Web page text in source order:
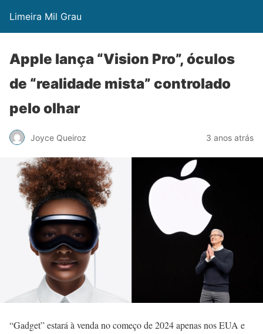
Limeira Mil Grau
Apple lança “Vision Pro”, óculos
de “realidade mista” controlado
pelo olhar
Joyce Queiroz 3 anos atrás
“Gadget” estará à venda no começo de 2024 apenas nos EUA e